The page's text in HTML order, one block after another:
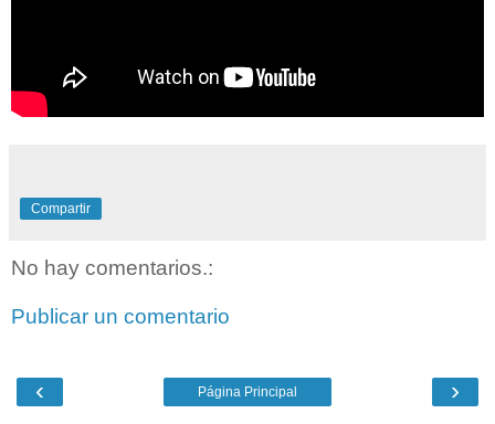
Compartir
No hay comentarios.:
Publicar un comentario
‹ ›
Página Principal